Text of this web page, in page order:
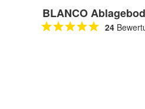
BLANCO
24